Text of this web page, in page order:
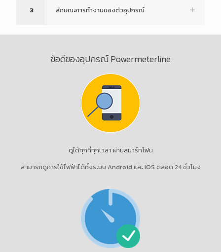
3 ลักษณะการทำงานของตัวอุปกรณ์
ข้อดีของอุปกรณ์ Powermeterline
ดูได้ทุกที่ทุกเวลา ผ่านสมาร์ทโฟน
สามารถดูการใช้ไฟฟ้าได้ทั้งระบบ Android และ IOS ตลอด 24 ชั่วโมง